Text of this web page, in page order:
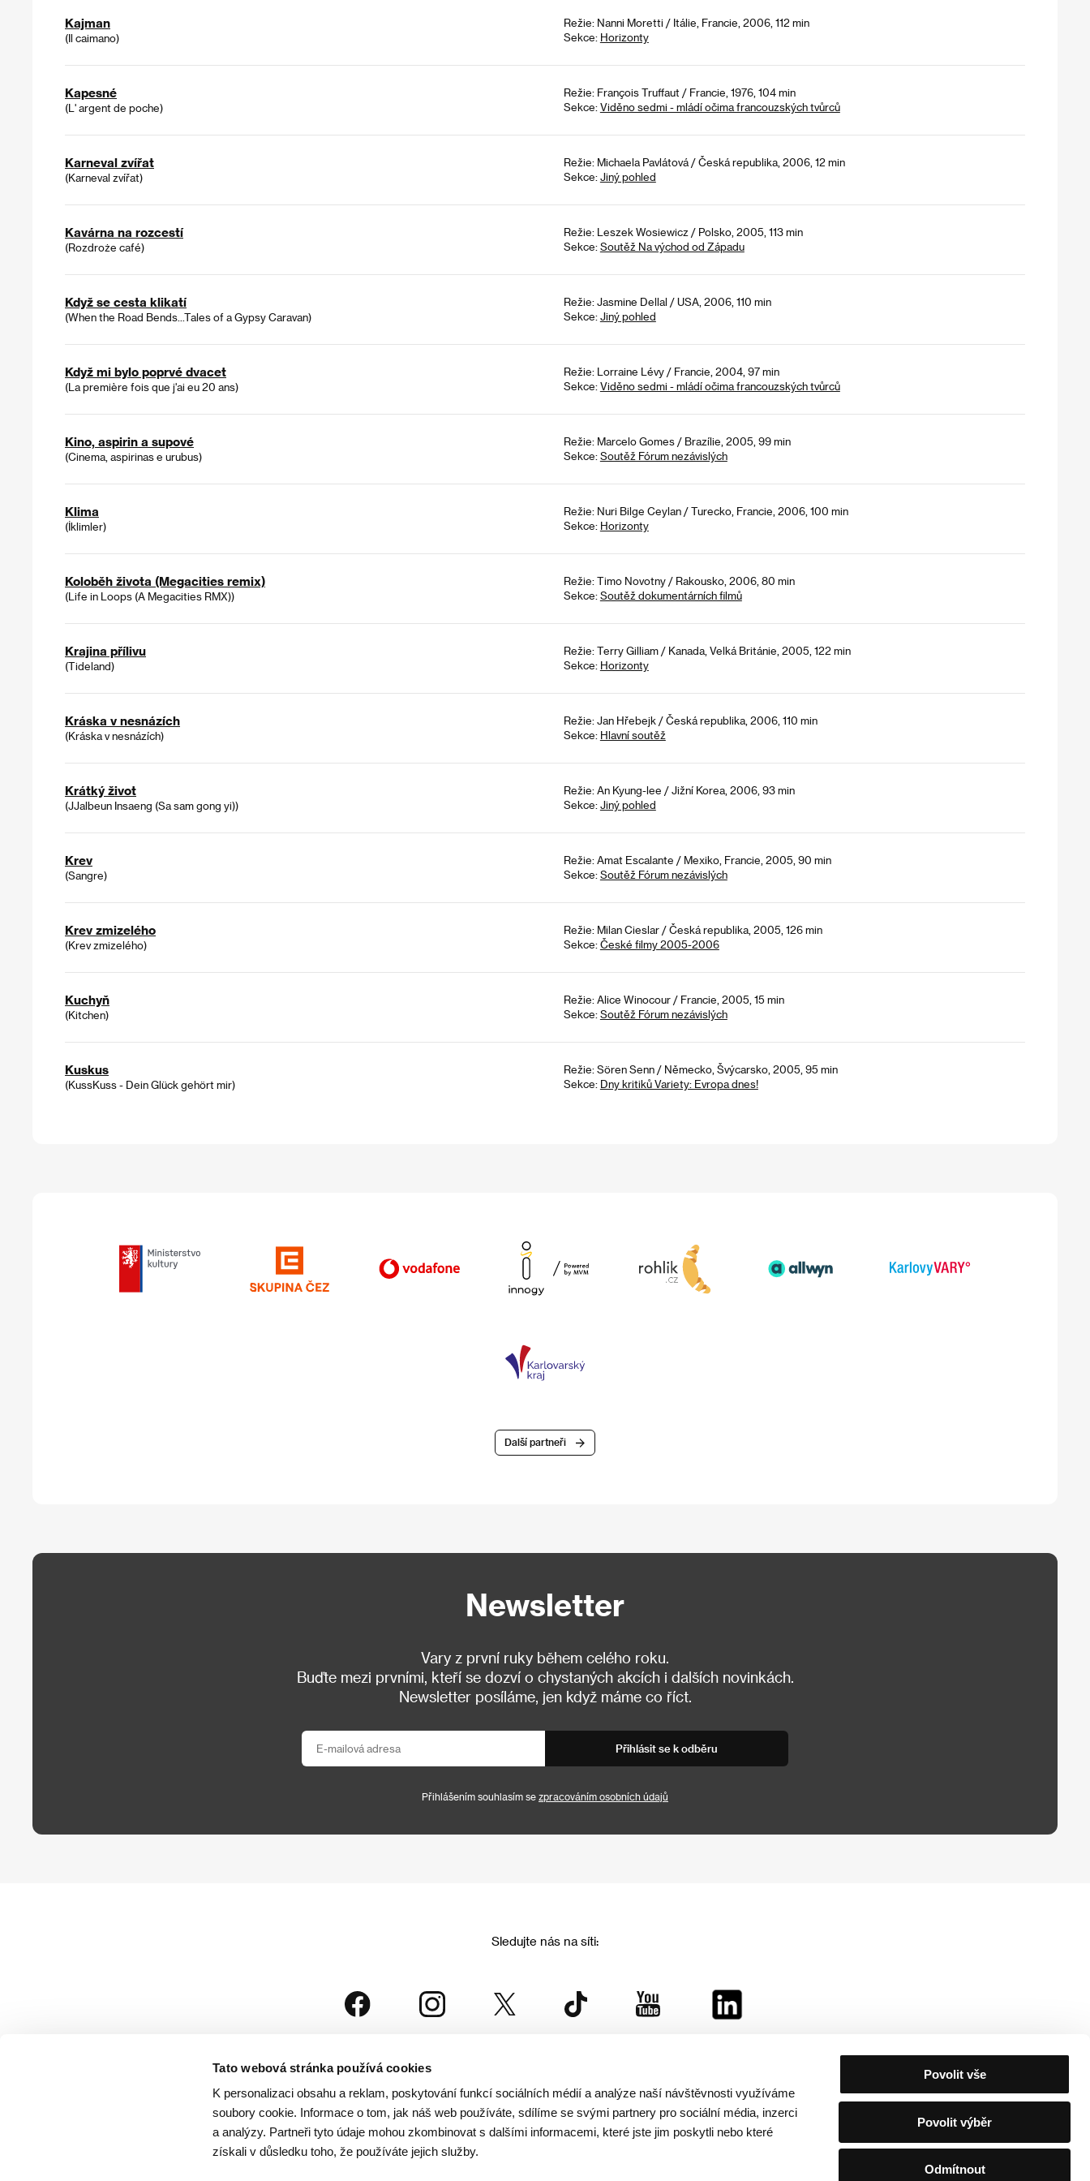
Tato webová stránka používá cookies
K personalizaci obsahu a reklam, poskytování funkcí sociálních médií a analýze naší návštěvnosti využíváme
soubory cookie. Informace o tom, jak náš web používáte, sdílíme se svými partnery pro sociální média, inzerci
a analýzy. Partneři tyto údaje mohou zkombinovat s dalšími informacemi, které jste jim poskytli nebo které
získali v důsledku toho, že používáte jejich služby.
Povolit vše
Povolit výběr
Odmítnout
Kajman
(Il caimano)
Režie: Nanni Moretti / Itálie, Francie, 2006, 112 min
Sekce: Horizonty
Kapesné
(L' argent de poche)
Režie: François Truffaut / Francie, 1976, 104 min
Sekce: Viděno sedmi - mládí očima francouzských tvůrců
Karneval zvířat
(Karneval zvířat)
Režie: Michaela Pavlátová / Česká republika, 2006, 12 min
Sekce: Jiný pohled
Kavárna na rozcestí
(Rozdroże café)
Režie: Leszek Wosiewicz / Polsko, 2005, 113 min
Sekce: Soutěž Na východ od Západu
Když se cesta klikatí
(When the Road Bends...Tales of a Gypsy Caravan)
Režie: Jasmine Dellal / USA, 2006, 110 min
Sekce: Jiný pohled
Když mi bylo poprvé dvacet
(La première fois que j'ai eu 20 ans)
Režie: Lorraine Lévy / Francie, 2004, 97 min
Sekce: Viděno sedmi - mládí očima francouzských tvůrců
Kino, aspirin a supové
(Cinema, aspirinas e urubus)
Režie: Marcelo Gomes / Brazílie, 2005, 99 min
Sekce: Soutěž Fórum nezávislých
Klima
(İklimler)
Režie: Nuri Bilge Ceylan / Turecko, Francie, 2006, 100 min
Sekce: Horizonty
Koloběh života (Megacities remix)
(Life in Loops (A Megacities RMX))
Režie: Timo Novotny / Rakousko, 2006, 80 min
Sekce: Soutěž dokumentárních filmů
Krajina přílivu
(Tideland)
Režie: Terry Gilliam / Kanada, Velká Británie, 2005, 122 min
Sekce: Horizonty
Kráska v nesnázích
(Kráska v nesnázích)
Režie: Jan Hřebejk / Česká republika, 2006, 110 min
Sekce: Hlavní soutěž
Krátký život
(JJalbeun Insaeng (Sa sam gong yi))
Režie: An Kyung-lee / Jižní Korea, 2006, 93 min
Sekce: Jiný pohled
Krev
(Sangre)
Režie: Amat Escalante / Mexiko, Francie, 2005, 90 min
Sekce: Soutěž Fórum nezávislých
Krev zmizelého
(Krev zmizelého)
Režie: Milan Cieslar / Česká republika, 2005, 126 min
Sekce: České filmy 2005-2006
Kuchyň
(Kitchen)
Režie: Alice Winocour / Francie, 2005, 15 min
Sekce: Soutěž Fórum nezávislých
Kuskus
(KussKuss - Dein Glück gehört mir)
Režie: Sören Senn / Německo, Švýcarsko, 2005, 95 min
Sekce: Dny kritiků Variety: Evropa dnes!
Další partneři
Newsletter
Vary z první ruky během celého roku.
Buďte mezi prvními, kteří se dozví o chystaných akcích i dalších novinkách.
Newsletter posíláme, jen když máme co říct.
Přihlásit se k odběru
Přihlášením souhlasím se zpracováním osobních údajů
Sledujte nás na síti:
je součástí rodiny KVIFF Group, která zastřešuje i další projekty: